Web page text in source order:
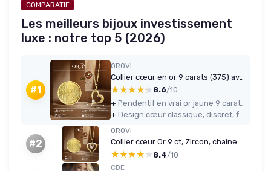
COMPARATIF
Les meilleurs bijoux investissement
luxe : notre top 5 (2026)
#1
OROVI
★★★★★
★★★★★ 8.6/10
+
+
#2
OROVI
Collier cœur Or 9 ct, Zircon, chaîne 45 cm
★★★★★
★★★★★ 8.4/10
CDE